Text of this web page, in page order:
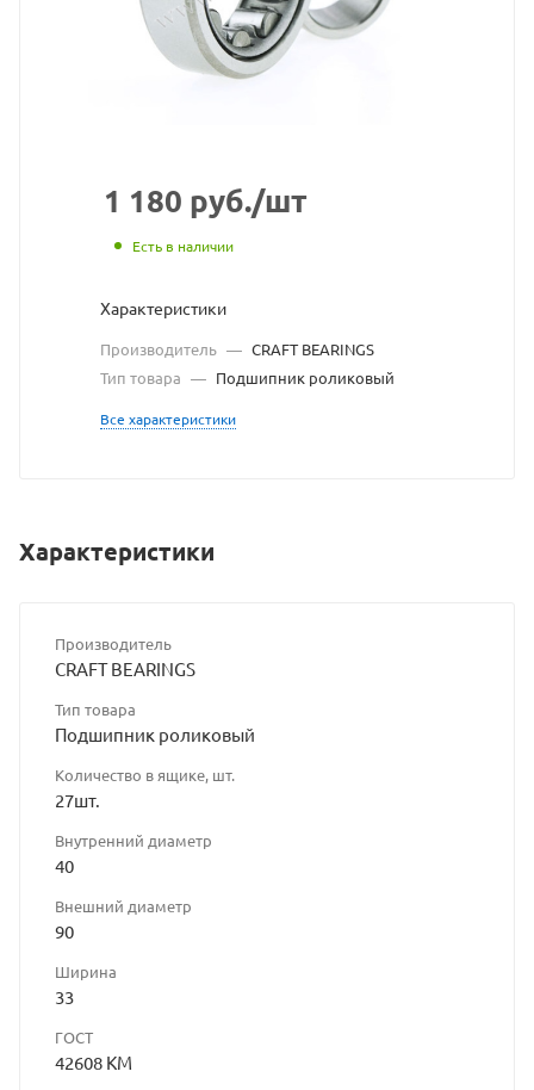
сайта
https://
без
разрешения
сайта
1 180 руб./шт
Есть в наличии
Характеристики
Производитель — CRAFT BEARINGS
Тип товара — Подшипник роликовый
Все характеристики
Характеристики
Производитель
CRAFT BEARINGS
Тип товара
Подшипник роликовый
Количество в ящике, шт.
27шт.
Внутренний диаметр
40
Внешний диаметр
90
Ширина
33
ГОСТ
42608 КМ